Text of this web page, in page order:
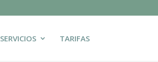
SERVICIOS TARIFAS